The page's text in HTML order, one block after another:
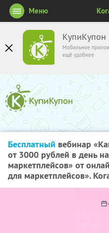
КупиКупон
Мобильное
ещё удобнее
Меню
Бесплатный вебинар
от 3000 рублей в день
маркетплейсов» от
для маркетплейсов».